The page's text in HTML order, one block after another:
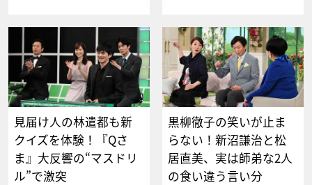
見届け人の林遣都も新
クイズを体験！『Qさ
ま』大反響の“マスドリ
ル”で激突
黒柳徹子の笑いが止ま
らない！新沼謙治と松
居直美、実は師弟な2人
の食い違う言い分